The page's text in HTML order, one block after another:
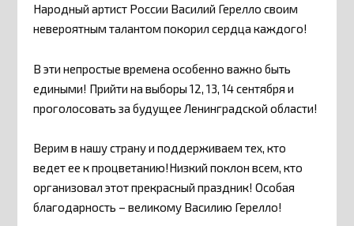
Народный артист России Василий Герелло своим
невероятным талантом покорил сердца каждого!
В эти непростые времена особенно важно быть
едиными! Прийти на выборы 12, 13, 14 сентября и
проголосовать за будущее Ленинградской области!
Верим в нашу страну и поддерживаем тех, кто
ведет ее к процветанию!Низкий поклон всем, кто
организовал этот прекрасный праздник! Особая
благодарность – великому Василию Герелло!